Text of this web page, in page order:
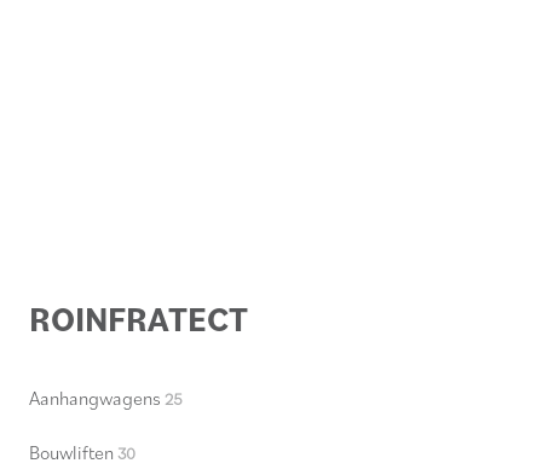
ROINFRATECT
Aanhangwagens 25
Bouwliften 30